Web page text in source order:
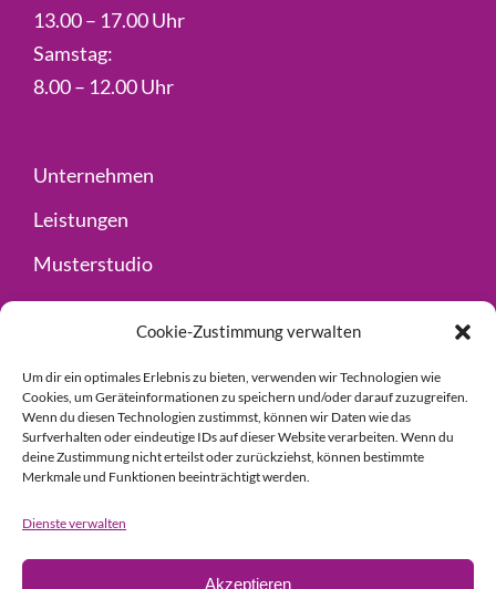
Cookie-Zustimmung verwalten
Um dir ein optimales Erlebnis zu bieten, verwenden wir Technologien wie
Cookies, um Geräteinformationen zu speichern und/oder darauf zuzugreifen.
Wenn du diesen Technologien zustimmst, können wir Daten wie das
Surfverhalten oder eindeutige IDs auf dieser Website verarbeiten. Wenn du
deine Zustimmung nicht erteilst oder zurückziehst, können bestimmte
Merkmale und Funktionen beeinträchtigt werden.
Dienste verwalten
Akzeptieren
13.00 – 17.00 Uhr
Samstag:
8.00 – 12.00 Uhr
Unternehmen
Leistungen
Musterstudio
Fachhandel
Kontakt
Impressum
Datenschutz